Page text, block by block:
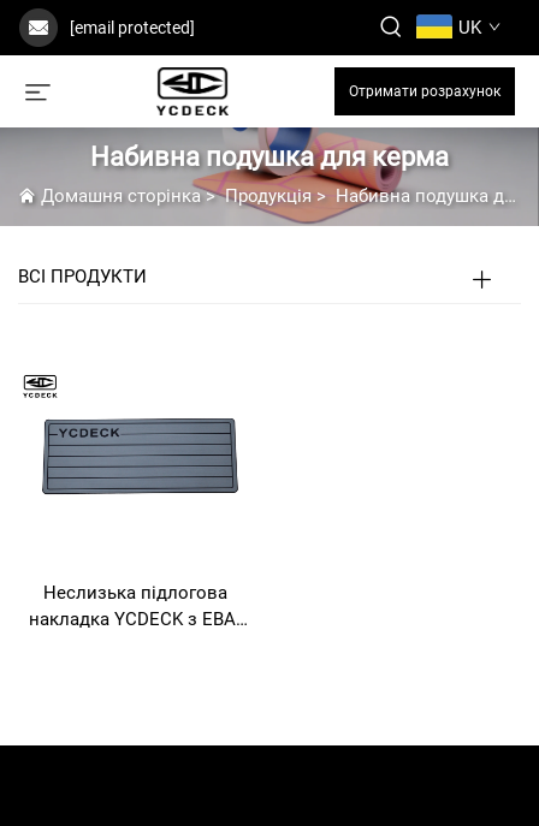
[email protected] UK
Отримати розрахунок
Набивна подушка для керма
Домашня сторінка>Продукція> Набивна подушка для керма
ВСІ ПРОДУКТИ
Неслизька підлогова
накладка YCDECK з ЕВА-